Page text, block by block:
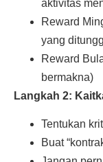
aktivitas
Reward
yang
Reward
bermakna)
Langkah 2:
Tentukan
Buat